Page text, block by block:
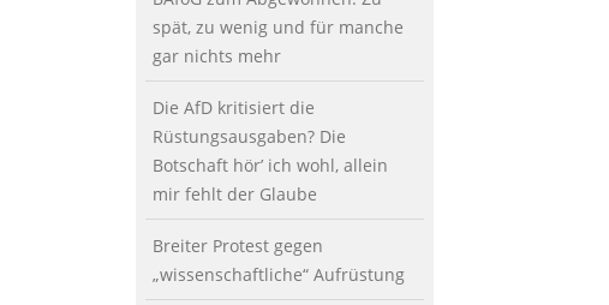
spät, zu wenig und für manche
gar nichts mehr
Die AfD kritisiert die
Rüstungsausgaben? Die
Botschaft hör’ ich wohl, allein
mir fehlt der Glaube
Breiter Protest gegen
„wissenschaftliche“ Aufrüstung